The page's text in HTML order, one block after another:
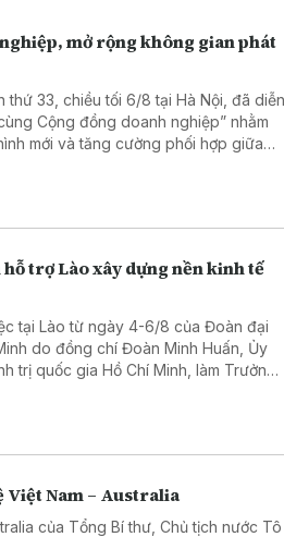
mở rộng không gian phát
33, chiều tối 6/8 tại Hà Nội, đã diễn
Cộng đồng doanh nghiệp” nhằm
mới và tăng cường phối hợp giữa
trợ Lào xây dựng nền kinh tế
tại Lào từ ngày 4-6/8 của Đoàn đại
do đồng chí Đoàn Minh Huấn, Ủy
trị quốc gia Hồ Chí Minh, làm Trưởng
Việt Nam – Australia
của Tổng Bí thư, Chủ tịch nước Tô